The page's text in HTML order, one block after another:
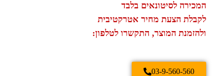
המכירה לסיטונאים בלבד
לקבלת הצעת מחיר אטרקטיבית
ולהזמנת המוצר, התקשרו לטלפון:
03-9-560-560